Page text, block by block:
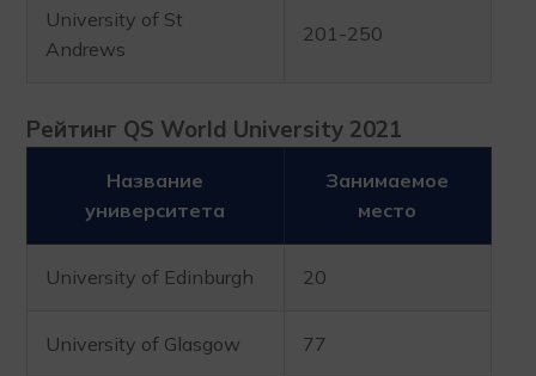
University of St
Andrews
201-250
Рейтинг QS World University 2021
Название
университета
Занимаемое
место
University of Edinburgh 20
University of Glasgow 77